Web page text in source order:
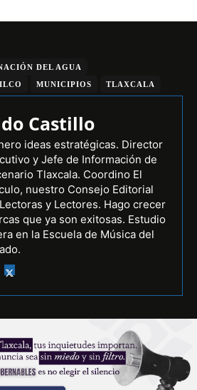
DEL AGUA
MUNICIPIOS TLAXCALA
Castillo
ideas estratégicas. Director
y Jefe de Información de
Tlaxcala. Coordino El
nuestro Consejo Editorial
y Lectores. Hago crecer
que ya son exitosas. Estudio
en la Escuela de Música del